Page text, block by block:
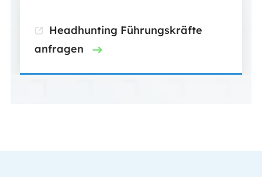
Headhunting Führungskräfte
anfragen